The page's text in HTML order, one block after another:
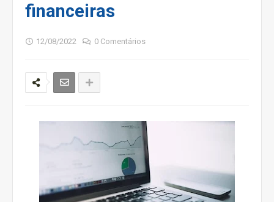
financeiras
12/08/2022 0 Comentários